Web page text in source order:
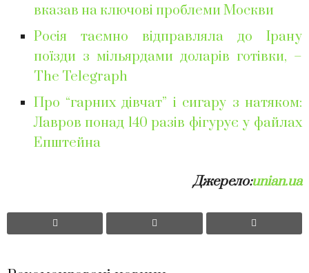
вказав на ключові проблеми Москви
Росія таємно відправляла до Ірану
поїзди з мільярдами доларів готівки, –
The Telegraph
Про “гарних дівчат” і сигару з натяком:
Лавров понад 140 разів фігурує у файлах
Епштейна
Джерело:unian.ua